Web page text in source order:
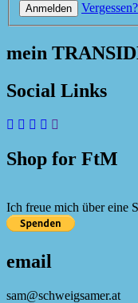
Vergessen?
mein
Social Links
Shop for FtM
Ich freue mich über eine
email
sam@schweigsamer.at